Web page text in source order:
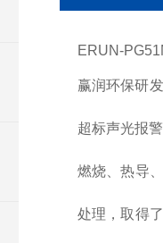
ERUN-
赢润环保研
超标声光报
燃烧、热导
处理，取得